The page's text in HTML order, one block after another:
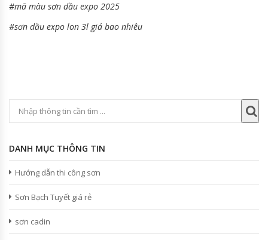
#mã màu sơn dầu expo 2025
#sơn dầu expo lon 3l giá bao nhiêu
DANH MỤC THÔNG TIN
Hướng dẫn thi công sơn
Sơn Bạch Tuyết giá rẻ
sơn cadin